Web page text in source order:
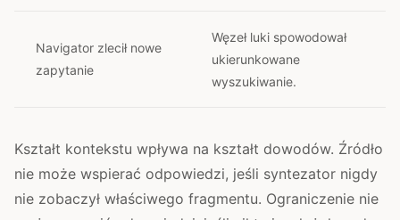
Navigator zlecił nowe
zapytanie
Węzeł luki spowodował
ukierunkowane
wyszukiwanie.
Kształt kontekstu wpływa na kształt dowodów. Źródło
nie może wspierać odpowiedzi, jeśli syntezator nigdy
nie zobaczył właściwego fragmentu. Ograniczenie nie